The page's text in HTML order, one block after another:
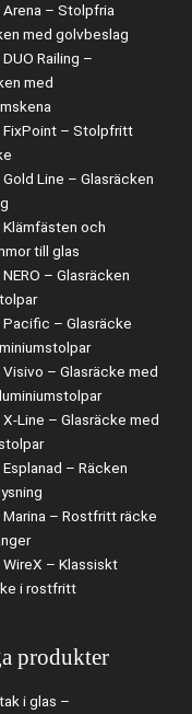
Arena – Stolpfria
med golvbeslag
Railing –
med
FixPoint – Stolpfritt
Gold Line – Glasräcken
Klämfästen och
till glas
– Glasräcken
Pacific – Glasräcke
Visivo – Glasräcke med
X-Line – Glasräcke med
Esplanad – Räcken
Marina – Rostfritt räcke
WireX – Klassiskt
i rostfritt
produkter
i glas –